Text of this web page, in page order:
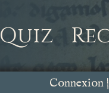
Quiz
Connexion